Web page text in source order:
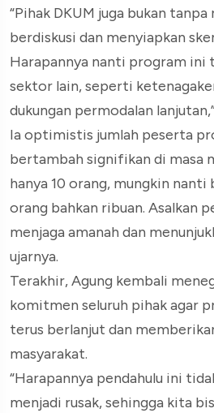
“Pihak DKUM juga bukan tanpa
berdiskusi dan menyiapkan
Harapannya nanti program ini
sektor lain, seperti
dukungan permodalan
Ia optimistis jumlah peserta
bertambah signifikan di masa
hanya 10 orang, mungkin nanti
orang bahkan ribuan. Asalkan
menjaga amanah dan
ujarnya.
Terakhir, Agung kembali
komitmen seluruh pihak agar
terus berlanjut dan
masyarakat.
“Harapannya pendahulu ini
menjadi rusak, sehingga kita